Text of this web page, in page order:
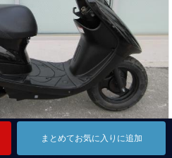
まとめてお気に入りに追加
まとめてお気に入りに追加
２０１７年モデル Ｆｉ
まとめてお気に入りに追加